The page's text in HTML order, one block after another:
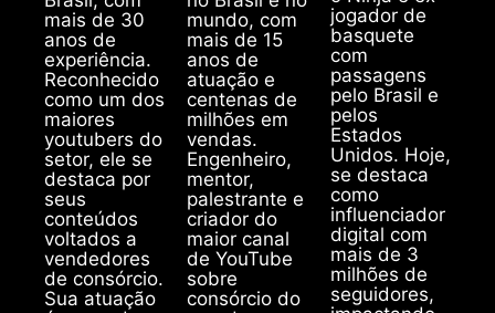
mais de 30
anos de
experiência.
Reconhecido
como um dos
maiores
youtubers do
setor, ele se
destaca por
seus
conteúdos
voltados a
vendedores
de consórcio.
Sua atuação
mundo, com
mais de 15
anos de
atuação e
centenas de
milhões em
vendas.
Engenheiro,
mentor,
palestrante e
criador do
maior canal
de YouTube
sobre
consórcio do
jogador de
basquete
com
passagens
pelo Brasil e
pelos
Estados
Unidos. Hoje,
se destaca
como
influenciador
digital com
mais de 3
milhões de
seguidores,